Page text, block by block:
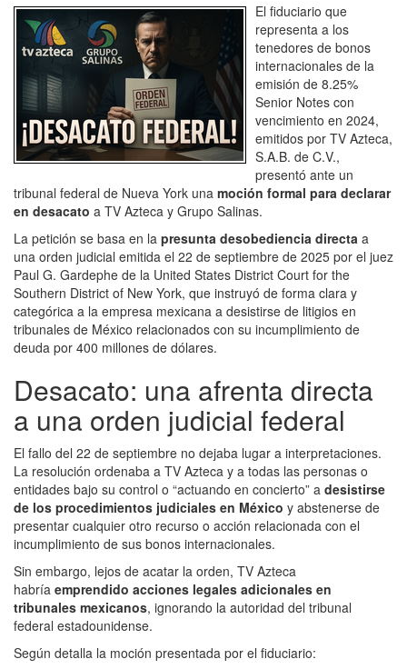
El fiduciario que
representa a los
tenedores de bonos
internacionales de la
emisión de 8.25%
Senior Notes con
vencimiento en 2024,
emitidos por TV Azteca,
S.A.B. de C.V.,
presentó ante un
tribunal federal de Nueva York una moción formal para declarar
en desacato a TV Azteca y Grupo Salinas.
La petición se basa en la presunta desobediencia directa a
una orden judicial emitida el 22 de septiembre de 2025 por el juez
Paul G. Gardephe de la United States District Court for the
Southern District of New York, que instruyó de forma clara y
categórica a la empresa mexicana a desistirse de litigios en
tribunales de México relacionados con su incumplimiento de
deuda por 400 millones de dólares.
Desacato: una afrenta directa
a una orden judicial federal
El fallo del 22 de septiembre no dejaba lugar a interpretaciones.
La resolución ordenaba a TV Azteca y a todas las personas o
entidades bajo su control o “actuando en concierto” a desistirse
de los procedimientos judiciales en México y abstenerse de
presentar cualquier otro recurso o acción relacionada con el
incumplimiento de sus bonos internacionales.
Sin embargo, lejos de acatar la orden, TV Azteca
habría emprendido acciones legales adicionales en
tribunales mexicanos, ignorando la autoridad del tribunal
federal estadounidense.
Según detalla la moción presentada por el fiduciario: